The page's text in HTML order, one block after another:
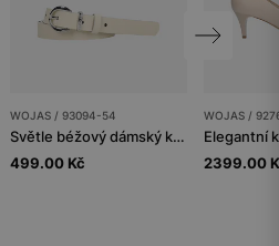
WOJAS / 93094-54
Světle béžový dámský kožený pásek se stříbrnou sponou
499.00 Kč
WOJAS /
2399.00